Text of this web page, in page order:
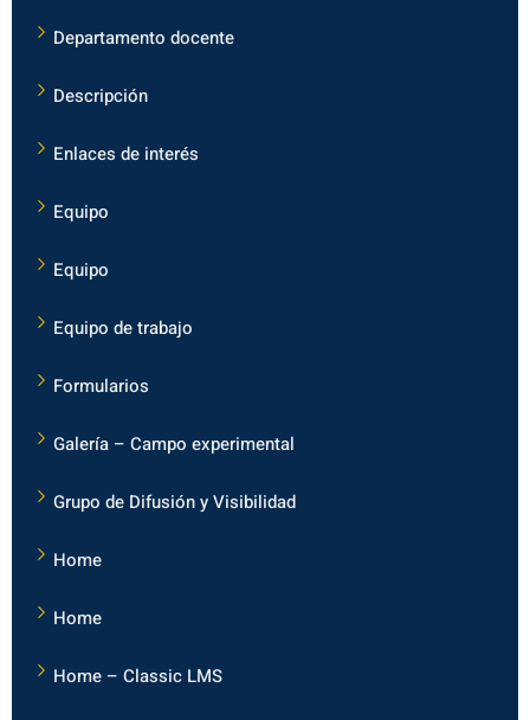
Departamento docente
Descripción
Enlaces de interés
Equipo
Equipo
Equipo de trabajo
Formularios
Galería – Campo experimental
Grupo de Difusión y Visibilidad
Home
Home
Home – Classic LMS